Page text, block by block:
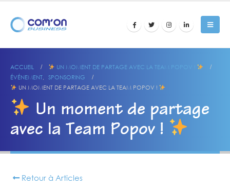
ACCUEIL
UN MOMENT DE PARTAGE AVEC LA TEAM POPOV !
ÉVÉNEMENT
SPONSORING
UN MOMENT DE PARTAGE AVEC LA TEAM POPOV !
Un moment de partage
avec la Team Popov !
Retour à Articles